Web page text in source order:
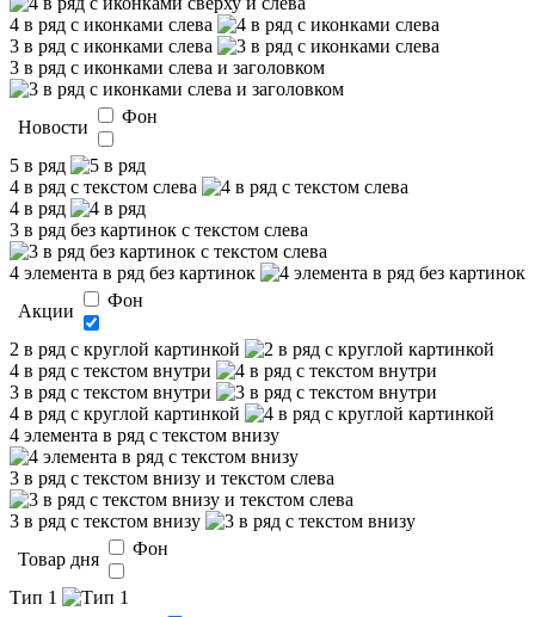
4 в ряд с иконками слева
3 в ряд с иконками слева
3 в ряд с иконками слева и заголовком
Новости
Фон
5 в ряд
4 в ряд с текстом слева
4 в ряд
3 в ряд без картинок с текстом слева
4 элемента в ряд без картинок
Акции
Фон
2 в ряд с круглой картинкой
4 в ряд с текстом внутри
3 в ряд с текстом внутри
4 в ряд с круглой картинкой
4 элемента в ряд с текстом внизу
3 в ряд с текстом внизу и текстом слева
3 в ряд с текстом внизу
Товар дня
Фон
Тип 1